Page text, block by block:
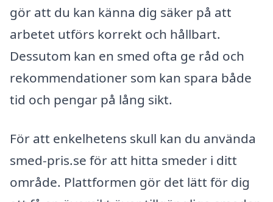
gör att du kan känna dig säker på att
arbetet utförs korrekt och hållbart.
Dessutom kan en smed ofta ge råd och
rekommendationer som kan spara både
tid och pengar på lång sikt.
För att enkelhetens skull kan du använda
smed-pris.se för att hitta smeder i ditt
område. Plattformen gör det lätt för dig